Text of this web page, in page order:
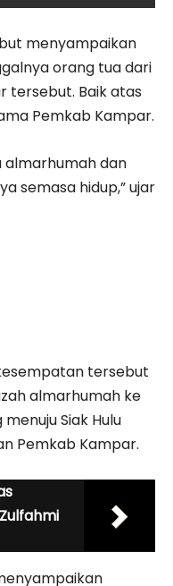
menyampaikan
orang tua dari
tersebut. Baik atas
Pemkab Kampar.
almarhumah dan
semasa hidup,” ujar
tersebut
almarhumah ke
Siak Hulu
Pemkab Kampar.